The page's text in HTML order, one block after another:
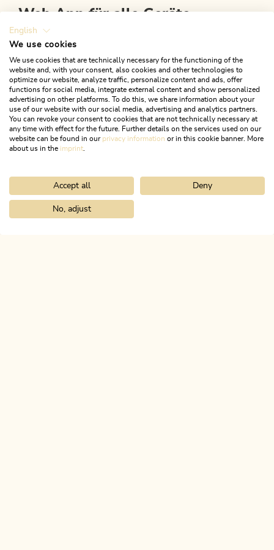
Web App für alle Geräte
UmMy Alpbachtal
Store suchen. Du brauchst auch keine Updates zu installieren,
sondern hast immer die aktuelle Version am Smartphone oder
Desktop zur Verfügung.
Fülle einfach folgendes Formular aus, und plane deine
erholsame Auszeit im Alpbachtal!
Urlaub planen & buchen
English
We use cookies
We use cookies that are technically necessary for the functioning of the
website and, with your consent, also cookies and other technologies to
optimize our website, analyze traffic, personalize content and ads, offer
functions for social media, integrate external content and show personalized
advertising on other platforms. To do this, we share information about your
use of our website with our social media, advertising and analytics partners.
You can revoke your consent to cookies that are not technically necessary at
any time with effect for the future. Further details on the services used on our
website can be found in our privacy information or in this cookie banner. More
about us in the imprint
Accept all Deny
No, adjust